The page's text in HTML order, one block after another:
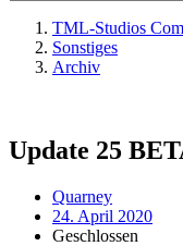
TML-Studios
Sonstiges
Archiv
Update 25
Quarney
24. April 2020
Geschlossen